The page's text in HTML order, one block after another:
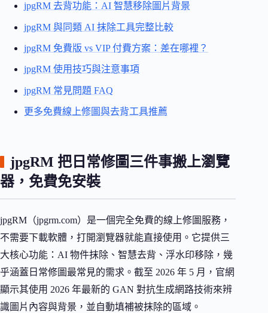
jpgRM 去背功能：AI 智慧移除圖片背景
jpgRM 與同類 AI 抹除工具完整比較
jpgRM 免費版 vs VIP 付費方案：差在哪裡？
jpgRM 使用技巧與注意事項
jpgRM 常見問題 FAQ
更多免費線上修圖與去背工具推薦
jpgRM 把日常修圖三件事搬上瀏覽
器，免費免安裝
jpgRM（jpgrm.com）是一個完全免費的線上修圖服務，
不需要下載軟體，打開瀏覽器就能直接使用。它提供三
大核心功能：AI 物件抹除、智慧去背、浮水印移除，幾
乎涵蓋日常修圖最常見的需求。截至 2026 年 5 月，官網
顯示其使用 2026 年最新的 GAN 對抗生成網路技術來辨
識圖片內容與背景，並自動填補被抹除的區域。